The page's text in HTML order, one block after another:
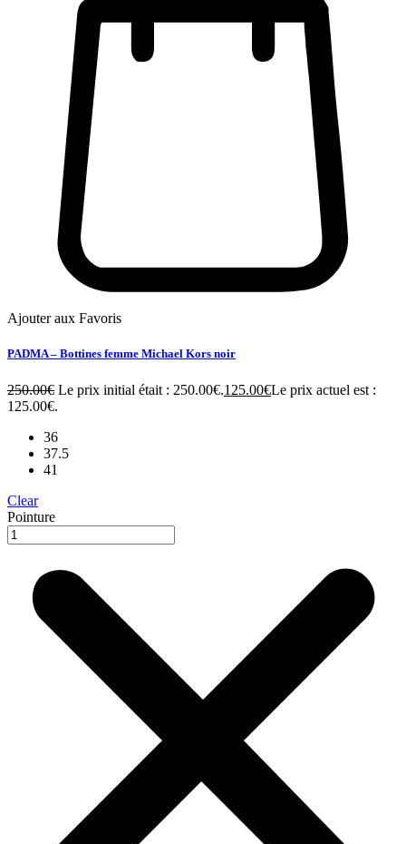
Ajouter aux Favoris
PADMA – Bottines femme Michael Kors noir
250.00€ Le prix initial était : 250.00€.125.00€Le prix actuel est :
125.00€.
36
37.5
41
Clear
Pointure